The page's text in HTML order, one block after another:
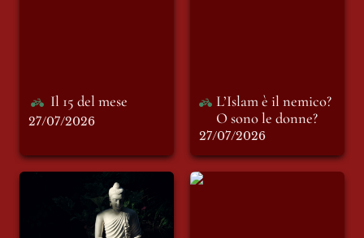
Il 15 del mese
27/07/2026
L’Islam è il nemico?
O sono le donne?
27/07/2026
BUDDHA,
ORIENTALISMO E
MENOPAUSA
È estate, e fino a qui